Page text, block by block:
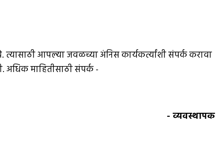
आपल्या जवळच्या अंनिस कार्यकर्त्यांशी संपर्क करावा
माहितीसाठी संपर्क -
- व्यवस्थापक